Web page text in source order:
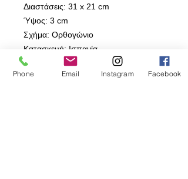
Διαστάσεις: 31 x 21 cm
Ύψος: 3 cm
Σχήμα: Ορθογώνιο
Κατασκευή: Ισπανία
Χρήση: Επαγγελματική & Οικιακή
⸻
Phone Email Instagram Facebook